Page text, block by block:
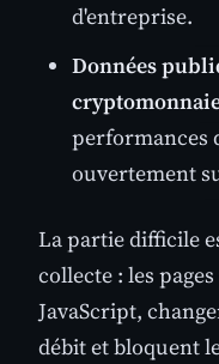
d'entreprise.
Données
performances
ouvertement
La partie difficile
collecte : les
JavaScript,
débit et bloquent